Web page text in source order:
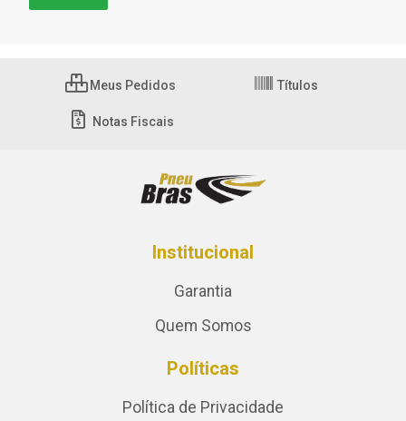
Meus Pedidos Títulos
Notas Fiscais
Institucional
Garantia
Quem Somos
Políticas
Política de Privacidade